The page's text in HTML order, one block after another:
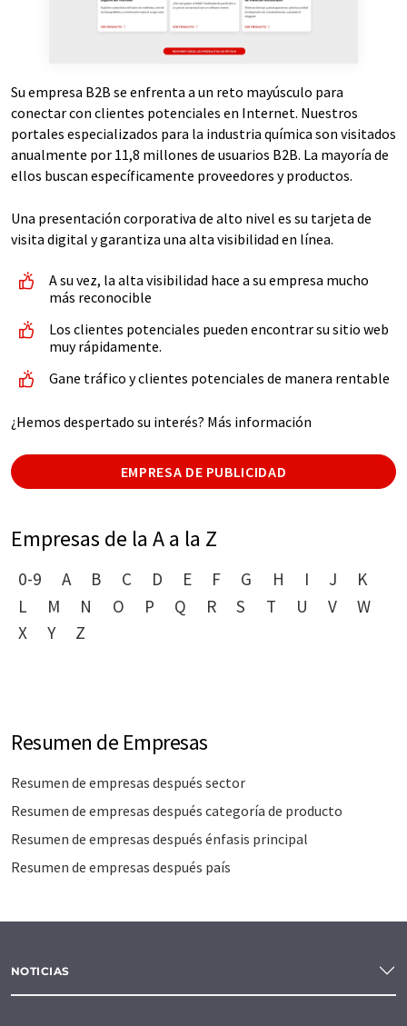
Su empresa B2B se enfrenta a un reto mayúsculo para
conectar con clientes potenciales en Internet. Nuestros
portales especializados para la industria química son visitados
anualmente por 11,8 millones de usuarios B2B. La mayoría de
ellos buscan específicamente proveedores y productos.
Una presentación corporativa de alto nivel es su tarjeta de
visita digital y garantiza una alta visibilidad en línea.
A su vez, la alta visibilidad hace a su empresa mucho
más reconocible
Los clientes potenciales pueden encontrar su sitio web
muy rápidamente.
Gane tráfico y clientes potenciales de manera rentable
¿Hemos despertado su interés? Más información
EMPRESA DE PUBLICIDAD
Empresas de la A a la Z
0-9 A B C D E F G H I J
K
L
M N O P Q R S T U V
W
X
Y Z
Resumen de Empresas
Resumen de empresas después sector
Resumen de empresas después categoría de producto
Resumen de empresas después énfasis principal
Resumen de empresas después país
NOTICIAS